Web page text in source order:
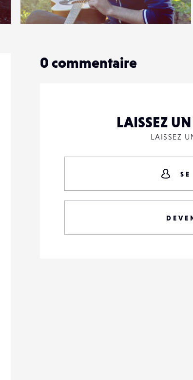
12
0 commentaire
LAISSEZ
LAISSEZ